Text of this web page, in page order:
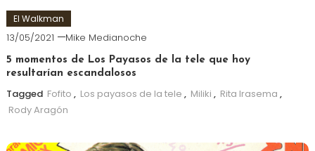
El Walkman
13/05/2021 Mike Medianoche
5 momentos de Los Payasos de la tele que hoy
resultarían escandalosos
Tagged Fofito , Los payasos de la tele , Miliki , Rita Irasema ,
Rody Aragón